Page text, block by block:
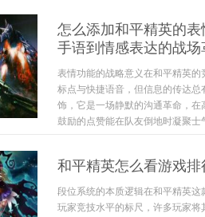
怎么添加和平精英的
手语到情感表达的战场
表情功能的战略意义在和平精英
标点与快捷语音，但信息的传达
饰，它是一场静默的沟通革命，
鼓励的点赞能在队友倒地时凝聚
和平精英怎么看游戏
段位系统的本质逻辑在和平精英
玩家竞技水平的标尺，许多玩家